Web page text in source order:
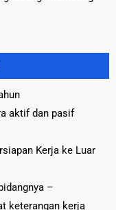
aktif dan pasif
Kerja ke Luar
–
keterangan kerja